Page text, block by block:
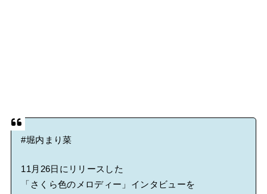
#堀内まり菜
11月26日にリリースした
「さくら色のメロディー」インタビューを